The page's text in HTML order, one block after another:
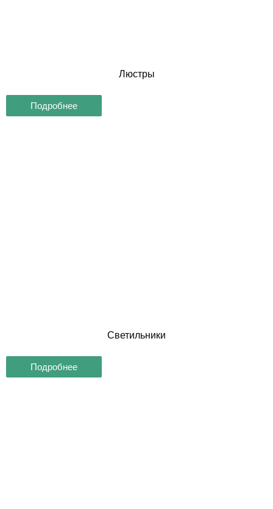
Люстры
Подробнее
Светильники
Подробнее